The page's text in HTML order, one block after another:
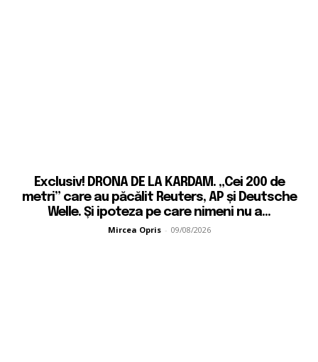
Exclusiv! DRONA DE LA KARDAM. „Cei 200 de
metri” care au păcălit Reuters, AP și Deutsche
Welle. Și ipoteza pe care nimeni nu a...
Mircea Opris - 09/08/2026